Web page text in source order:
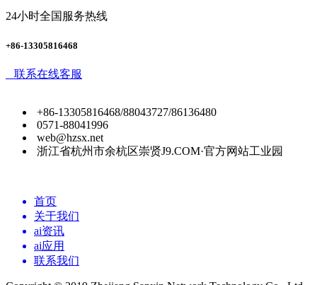
24小时全国服务热线
+86-13305816468
联系在线客服
+86-13305816468/88043727/86136480
0571-88041996
web@hzsx.net
浙江省杭州市余杭区崇贤J9.COM·官方网站工业园
首页
关于我们
ai资讯
ai应用
联系我们